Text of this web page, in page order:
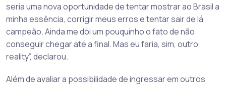
seria uma nova oportunidade de tentar mostrar ao Brasil a
minha essência, corrigir meus erros e tentar sair de lá
campeão. Ainda me dói um pouquinho o fato de não
conseguir chegar até a final. Mas eu faria, sim, outro
reality”, declarou.
Além de avaliar a possibilidade de ingressar em outros